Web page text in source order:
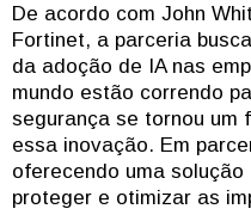
De acordo com John
Fortinet, a parceria
da adoção de IA nas
mundo estão correndo
segurança se tornou
essa inovação. Em
oferecendo uma
proteger e otimizar as